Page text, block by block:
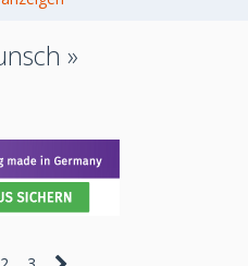
»